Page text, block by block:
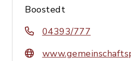
Boostedt
04393/777